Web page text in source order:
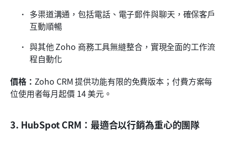
多渠道溝通，包括電話、電子郵件與聊天，確保客戶
互動順暢
與其他 Zoho 商務工具無縫整合，實現全面的工作流
程自動化
價格： Zoho CRM 提供功能有限的免費版本；付費方案每
位使用者每月起價 14 美元。
3. HubSpot CRM：最適合以行銷為重心的團隊